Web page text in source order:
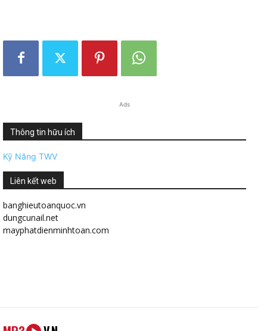
Ads
Thông tin hữu ích
Kỹ Năng TWV
Liên kết web
banghieutoanquoc.vn
dungcunail.net
mayphatdienminhtoan.com